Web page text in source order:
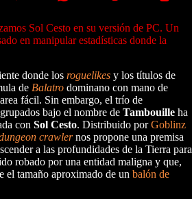
Sol Cesto en su versión de PC. Un
en manipular estadísticas donde la
donde los roguelikes y los títulos de
de Balatro dominano con mano de
fácil. Sin embargo, el trío de
bajo el nombre de Tambouille ha
con Sol Cesto. Distribuido porGoblinz
crawlernos propone una premisa
a las profundidades de la Tierra para
robado por una entidad maligna y que,
el tamaño aproximado de un balón de